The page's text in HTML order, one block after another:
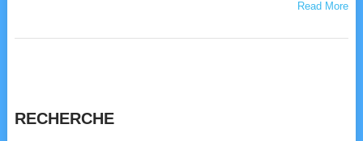
Read More
RECHERCHE